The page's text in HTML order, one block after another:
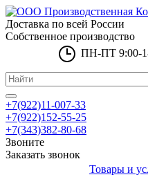
Доставка по всей России
Собственное производство
ПН-ПТ 9:00-
+7(922)11-007-33
+7(922)152-55-25
+7(343)382-80-68
Звоните
Заказать звонок
Товары и